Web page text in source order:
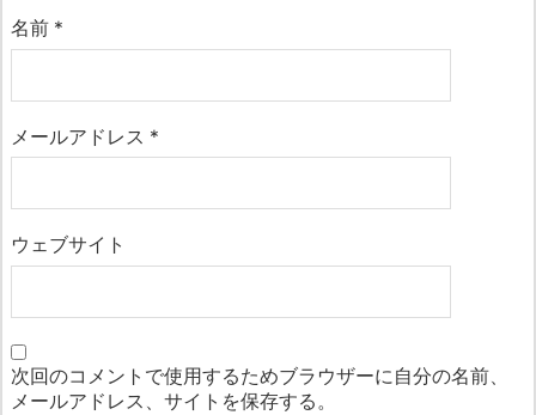
名前 *
メールアドレス *
ウェブサイト
次回のコメントで使用するためブラウザーに自分の名前、
メールアドレス、サイトを保存する。